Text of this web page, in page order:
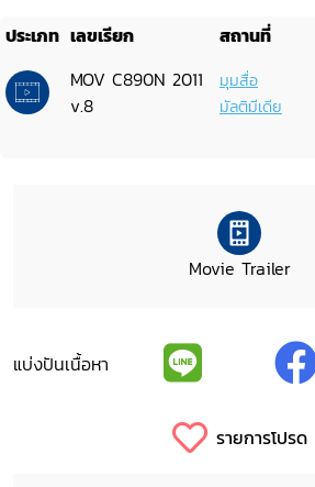
ประเภท เลขเรียก สถานที่
MOV C890N 2011
v.8
มุมสื่อ
มัลติมีเดีย
Movie Trailer
แบ่งปันเนื้อหา
รายการโปรด